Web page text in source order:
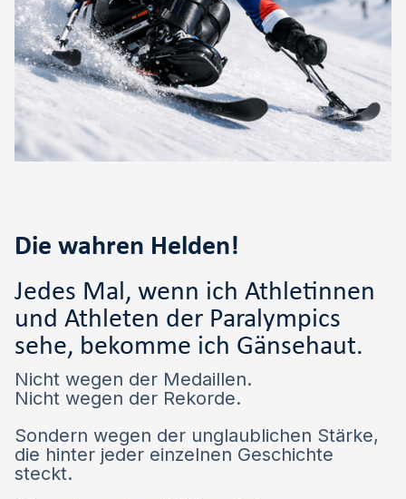
Die wahren Helden!
Jedes Mal, wenn ich Athletinnen
und Athleten der Paralympics
sehe, bekomme ich Gänsehaut.
Nicht wegen der Medaillen.
Nicht wegen der Rekorde.
Sondern wegen der unglaublichen Stärke,
die hinter jeder einzelnen Geschichte
steckt.